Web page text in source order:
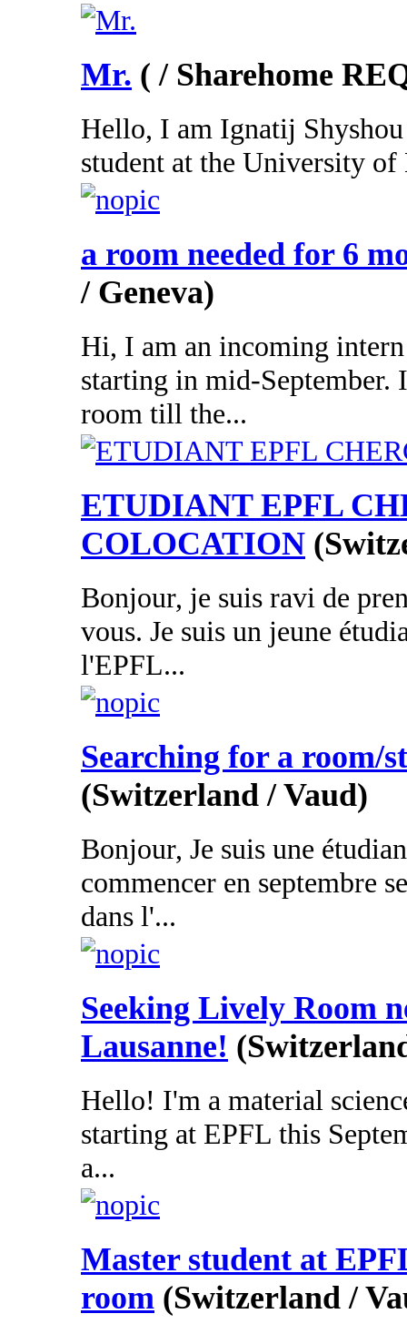
Mr. ( / Sharehome
Hello, I am Ignatij
student at the University
a room needed for 6
/ Geneva)
Hi, I am an incoming
starting in mid-September.
room till the...
ETUDIANT EPFL
COLOCATION
Bonjour, je suis ravi de
vous. Je suis un jeune
l'EPFL...
Searching for a room/
(Switzerland / Vaud)
Bonjour, Je suis une
commencer en septembre
dans l'...
Seeking Lively Room
Lausanne!
Hello! I'm a material
starting at EPFL this
a...
Master student at
room (Switzerland /